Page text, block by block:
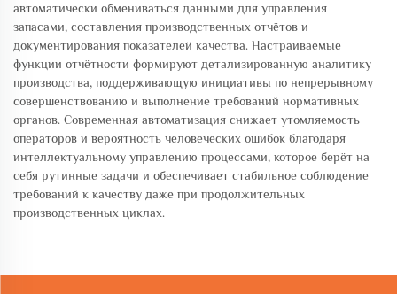
автоматически обмениваться данными для управления
запасами, составления производственных отчётов и
документирования показателей качества. Настраиваемые
функции отчётности формируют детализированную аналитику
производства, поддерживающую инициативы по непрерывному
совершенствованию и выполнение требований нормативных
органов. Современная автоматизация снижает утомляемость
операторов и вероятность человеческих ошибок благодаря
интеллектуальному управлению процессами, которое берёт на
себя рутинные задачи и обеспечивает стабильное соблюдение
требований к качеству даже при продолжительных
производственных циклах.